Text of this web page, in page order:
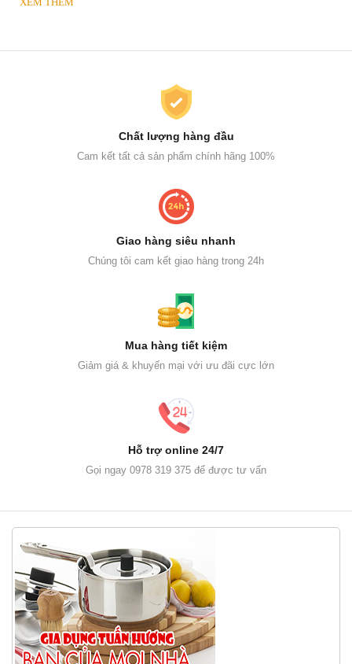
Chất lượng hàng đầu
Cam kết tất cả sản phẩm chính hãng 100%
Giao hàng siêu nhanh
Chúng tôi cam kết giao hàng trong 24h
Mua hàng tiết kiệm
Giảm giá & khuyến mại với ưu đãi cực lớn
Hỗ trợ online 24/7
Gọi ngay 0978 319 375 để được tư vấn